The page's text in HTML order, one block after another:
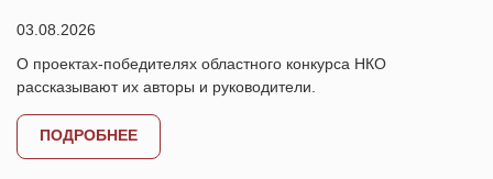
03.08.2026
О проектах-победителях областного конкурса НКО
рассказывают их авторы и руководители.
ПОДРОБНЕЕ